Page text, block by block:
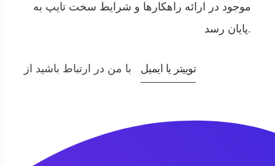
موجود در ارائه راهکارها و شرایط سخت تایپ به
پایان رسد.
با من در ارتباط باشید از توییتر یا ایمیل